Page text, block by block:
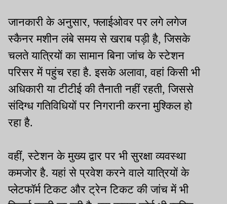
जानकारी के अनुसार, फ्लाईओवर पर लगे लगेज
स्कैनर मशीन लंबे समय से खराब पड़ी है, जिसके
चलते यात्रियों का सामान बिना जांच के स्टेशन
परिसर में पहुंच रहा है. इसके अलावा, वहां किसी भी
अधिकारी या टीटीई की तैनाती नहीं रहती, जिससे
संदिग्ध गतिविधियों पर निगरानी करना मुश्किल हो
रहा है.
वहीं, स्टेशन के मुख्य द्वार पर भी सुरक्षा व्यवस्था
कमजोर है. यहां से प्रवेश करने वाले यात्रियों के
प्लेटफॉर्म टिकट और ट्रेन टिकट की जांच में भी